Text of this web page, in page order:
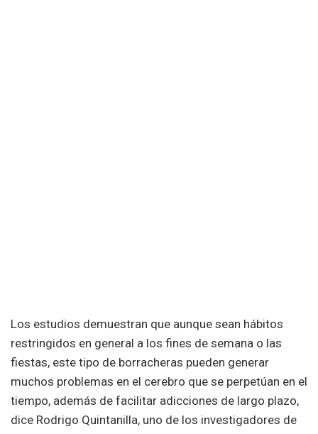
Los estudios demuestran que aunque sean hábitos
restringidos en general a los fines de semana o las
fiestas, este tipo de borracheras pueden generar
muchos problemas en el cerebro que se perpetúan en el
tiempo, además de facilitar adicciones de largo plazo,
dice Rodrigo Quintanilla, uno de los investigadores de